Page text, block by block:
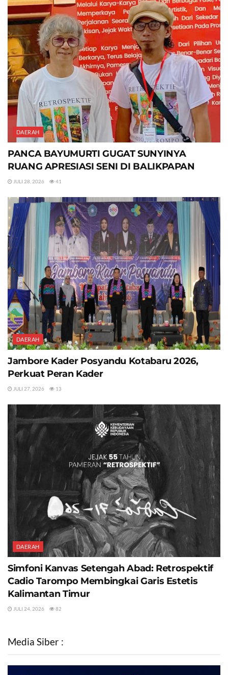
DAERAH
PANCA BAYUMURTI GUGAT SUNYINYA
RUANG APRESIASI SENI DI BALIKPAPAN
JULI 28, 2026 41
DAERAH
Jambore Kader Posyandu Kotabaru 2026,
Perkuat Peran Kader
JULI 27, 2026 13
DAERAH
Simfoni Kanvas Setengah Abad: Retrospektif
Cadio Tarompo Membingkai Garis Estetis
Kalimantan Timur
JULI 24, 2026 82
Media Siber :